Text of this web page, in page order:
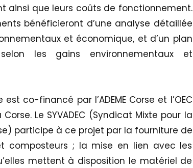
ainsi que leurs coûts de fonctionnement.
bénéficieront d’une analyse détaillée
et économique, et d’un plan
les gains environnementaux et
co-financé par l’ADEME Corse et l’OEC
Le SYVADEC (Syndicat Mixte pour la
participe à ce projet par la fourniture de
composteurs ; la mise en lien avec les
mettent à disposition le matériel de